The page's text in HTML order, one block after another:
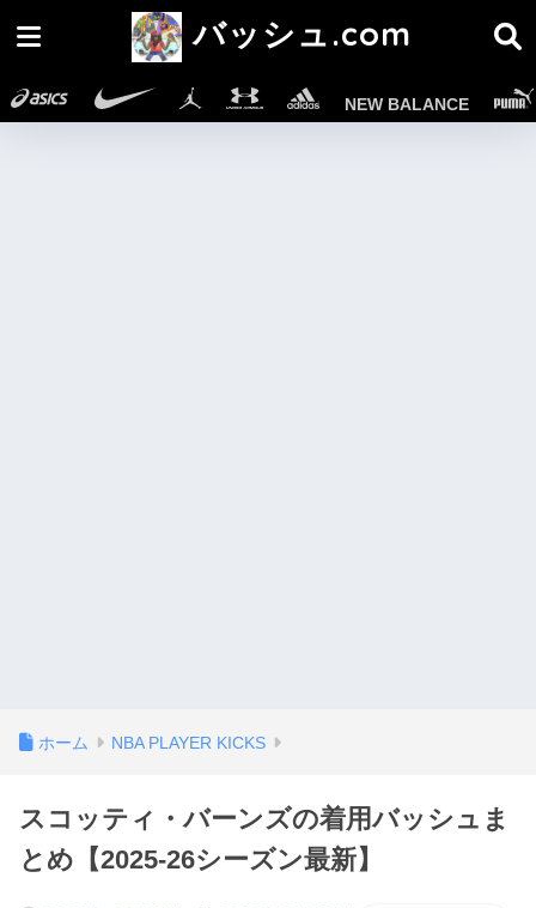
バッシュ.com
NEW BALANCE
ホーム NBA PLAYER KICKS
スコッティ・バーンズの着用バッシュま
とめ【2025-26シーズン最新】